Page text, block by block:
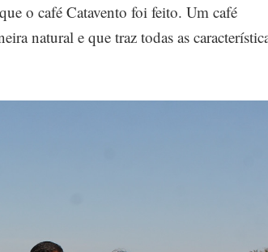
o café Catavento foi feito. Um café
natural e que traz todas as